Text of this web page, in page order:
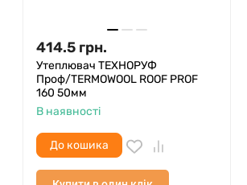
414.5 грн.
Утеплювач ТЕХНОРУФ
Проф/TERMOWOOL ROOF PROF
160 50мм
В наявності
До кошика